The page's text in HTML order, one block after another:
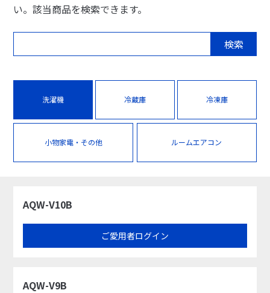
い。該当商品を検索できます。
検索
洗濯機 冷蔵庫 冷凍庫
小物家電・その他 ルームエアコン
AQW-V10B
ご愛用者ログイン
AQW-V9B